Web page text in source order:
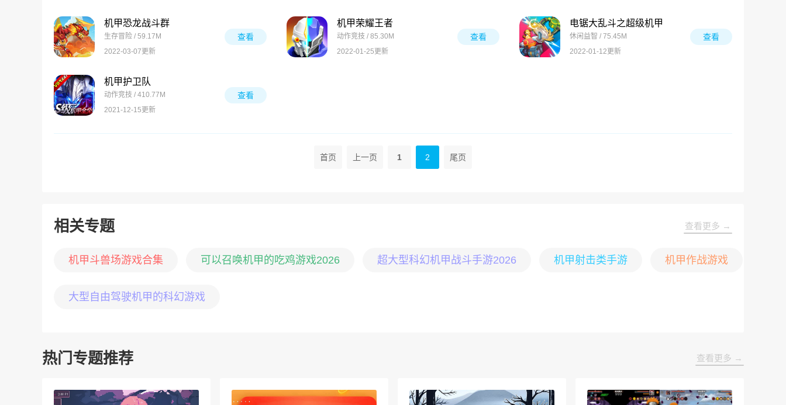
机甲恐龙战斗群
生存冒险 / 59.17M
2022-03-07更新
查看
机甲荣耀王者
动作竞技 / 85.30M
2022-01-25更新
查看
电锯大乱斗之超级机甲
休闲益智 / 75.45M
2022-01-12更新
查看
机甲护卫队
动作竞技 / 410.77M
2021-12-15更新
查看
首页 上一页 1 2 尾页
相关专题 查看更多 →
机甲斗兽场游戏合集 可以召唤机甲的吃鸡游戏2026 超大型科幻机甲战斗手游2026 机甲射击类手游 机甲作战游戏
大型自由驾驶机甲的科幻游戏
热门专题推荐 查看更多 →